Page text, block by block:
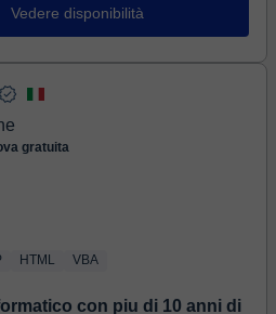
Vedere disponibilità
gratuita
HTML VBA
con piu di 10 anni di